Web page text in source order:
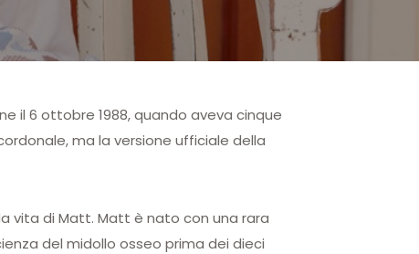
il 6 ottobre 1988, quando aveva cinque
ma la versione ufficiale della
vita di Matt. Matt è nato con una rara
del midollo osseo prima dei dieci